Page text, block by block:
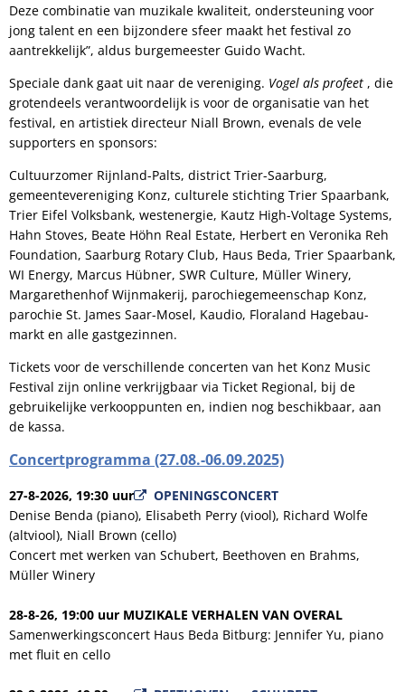
Deze combinatie van muzikale kwaliteit, ondersteuning voor
jong talent en een bijzondere sfeer maakt het festival zo
aantrekkelijk”, aldus burgemeester Guido Wacht.
Speciale dank gaat uit naar de vereniging. Vogel als profeet , die
grotendeels verantwoordelijk is voor de organisatie van het
festival, en artistiek directeur Niall Brown, evenals de vele
supporters en sponsors:
Cultuurzomer Rijnland-Palts, district Trier-Saarburg,
gemeentevereniging Konz, culturele stichting Trier Spaarbank,
Trier Eifel Volksbank, westenergie, Kautz High-Voltage Systems,
Hahn Stoves, Beate Höhn Real Estate, Herbert en Veronika Reh
Foundation, Saarburg Rotary Club, Haus Beda, Trier Spaarbank,
WI Energy, Marcus Hübner, SWR Culture, Müller Winery,
Margarethenhof Wijnmakerij, parochiegemeenschap Konz,
parochie St. James Saar-Mosel, Kaudio, Floraland Hagebau-
markt en alle gastgezinnen.
Tickets voor de verschillende concerten van het Konz Music
Festival zijn online verkrijgbaar via Ticket Regional, bij de
gebruikelijke verkooppunten en, indien nog beschikbaar, aan
de kassa.
Concertprogramma (27.08.-06.09.2025)
27-8-2026, 19:30 uur
OPENINGSCONCERT
Denise Benda (piano), Elisabeth Perry (viool), Richard Wolfe
(altviool), Niall Brown (cello)
Concert met werken van Schubert, Beethoven en Brahms,
Müller Winery
28-8-26, 19:00 uur MUZIKALE VERHALEN VAN OVERAL
Samenwerkingsconcert Haus Beda Bitburg: Jennifer Yu, piano
met fluit en cello